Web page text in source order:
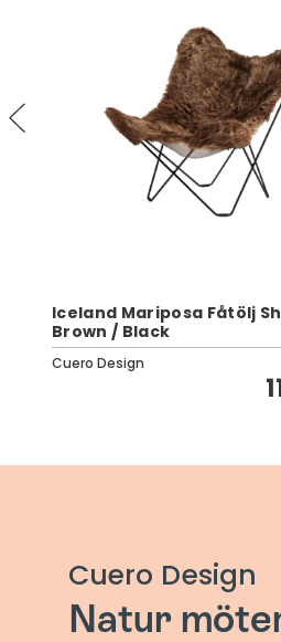
Iceland Mariposa Fåtölj
Brown / Black
Cuero Design
Cuero Design
Natur